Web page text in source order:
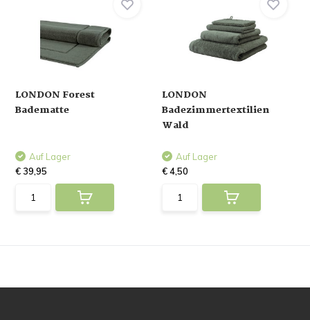
LONDON Forest
Badematte
Auf Lager
€ 39,95
LONDON
Badezimmertextilien
Wald
Auf Lager
€ 4,50